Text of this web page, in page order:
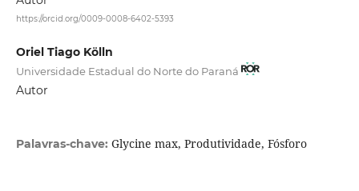
https://orcid.org/0009-0008-6402-5393
Oriel Tiago Kölln
Universidade Estadual do Norte do Paraná
Autor
Palavras-chave: Glycine max, Produtividade, Fósforo